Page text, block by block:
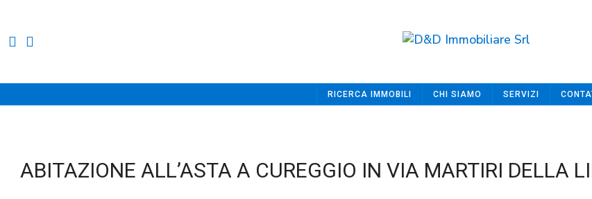
RICERCA IMMOBILI CHI SIAMO SERVIZI
ABITAZIONE ALL’ASTA A CUREGGIO IN VIA MARTIRI DELLA